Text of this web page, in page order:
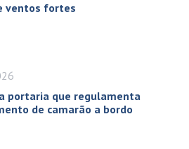
ventos fortes
portaria que regulamenta
de camarão a bordo